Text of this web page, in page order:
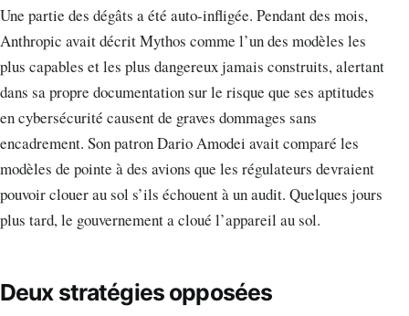
Une partie des dégâts a été auto-infligée. Pendant des mois,
Anthropic avait décrit Mythos comme l’un des modèles les
plus capables et les plus dangereux jamais construits, alertant
dans sa propre documentation sur le risque que ses aptitudes
en cybersécurité causent de graves dommages sans
encadrement. Son patron Dario Amodei avait comparé les
modèles de pointe à des avions que les régulateurs devraient
pouvoir clouer au sol s’ils échouent à un audit. Quelques jours
plus tard, le gouvernement a cloué l’appareil au sol.
Deux stratégies opposées